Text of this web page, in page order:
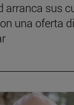
arranca sus
una oferta